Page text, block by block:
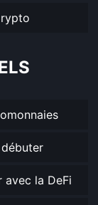
la DeFi